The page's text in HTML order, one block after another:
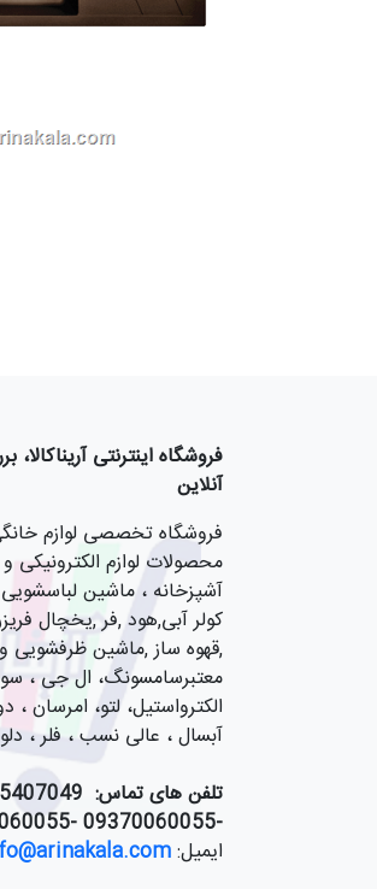
فروشگاه اینترنتی
آنلاین
فروشگاه تخصصی لوازم خانگی
محصولات لوازم الکترونیکی و
آشپزخانه ، ماشین لباسشویی
کولر آبی,هود ,فر ,یخچال
,قهوه ساز ,ماشین ظرفشویی
معتبرسامسونگ، ال جی ،
الکترواستیل، لتو، امرسان ،
آبسال ، عالی نسب ، فلر ،
تلفن های تماس:
-09370060055 -09360060055
ایمیل: